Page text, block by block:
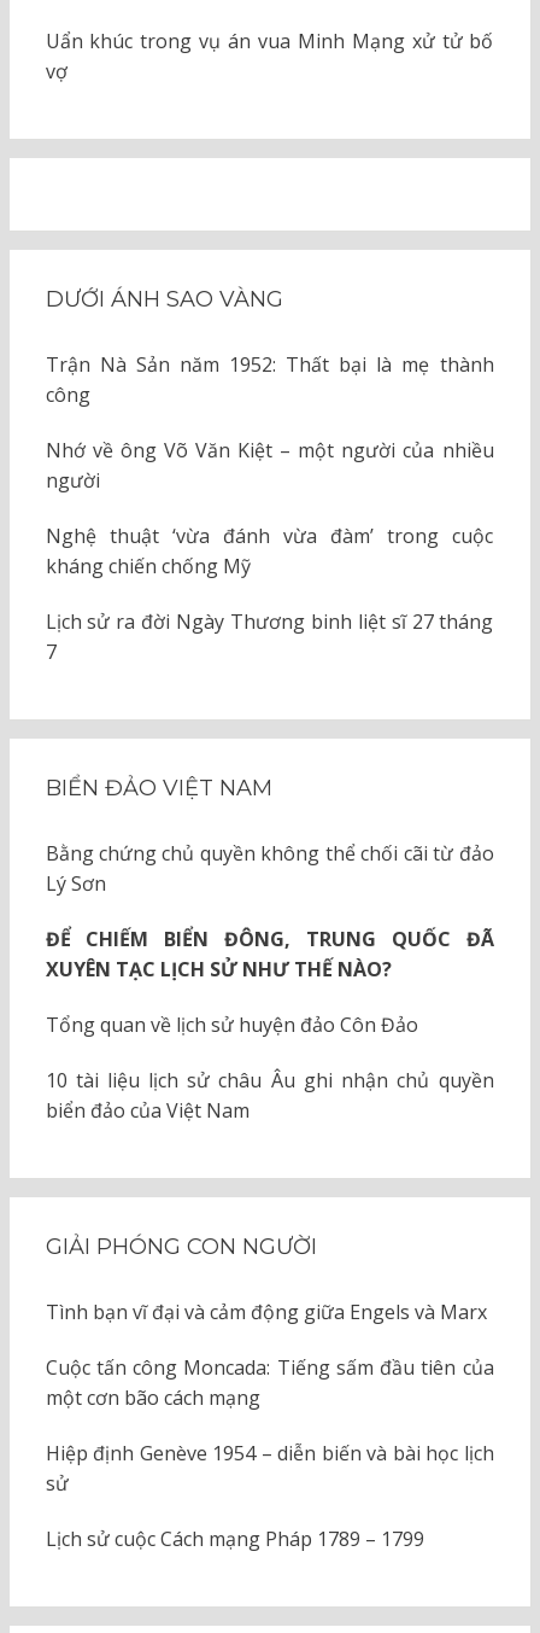
Uẩn khúc trong vụ án vua Minh Mạng xử tử bố
vợ
DƯỚI ÁNH SAO VÀNG
Trận Nà Sản năm 1952: Thất bại là mẹ thành
công
Nhớ về ông Võ Văn Kiệt – một người của nhiều
người
Nghệ thuật ‘vừa đánh vừa đàm’ trong cuộc
kháng chiến chống Mỹ
Lịch sử ra đời Ngày Thương binh liệt sĩ 27 tháng
7
BIỂN ĐẢO VIỆT NAM
Bằng chứng chủ quyền không thể chối cãi từ đảo
Lý Sơn
ĐỂ CHIẾM BIỂN ĐÔNG, TRUNG QUỐC ĐÃ
XUYÊN TẠC LỊCH SỬ NHƯ THẾ NÀO?
Tổng quan về lịch sử huyện đảo Côn Đảo
10 tài liệu lịch sử châu Âu ghi nhận chủ quyền
biển đảo của Việt Nam
GIẢI PHÓNG CON NGƯỜI
Tình bạn vĩ đại và cảm động giữa Engels và Marx
Cuộc tấn công Moncada: Tiếng sấm đầu tiên của
một cơn bão cách mạng
Hiệp định Genève 1954 – diễn biến và bài học lịch
sử
Lịch sử cuộc Cách mạng Pháp 1789 – 1799